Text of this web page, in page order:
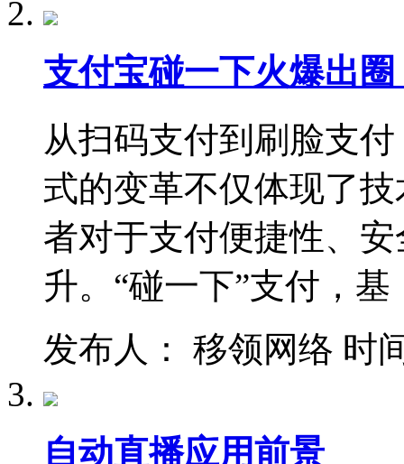
支付宝碰一下火爆出
从扫码支付到刷脸支
式的变革不仅体现了
者对于支付便捷性、
升。“碰一下”支付，基
发布人： 移领网络 时
自动直播应用前景